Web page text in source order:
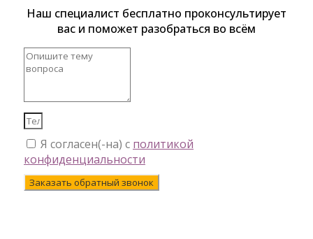
Наш специалист бесплатно проконсультирует
вас и поможет разобраться во всём
Я согласен(-на) с политикой
конфиденциальности
Заказать обратный звонок